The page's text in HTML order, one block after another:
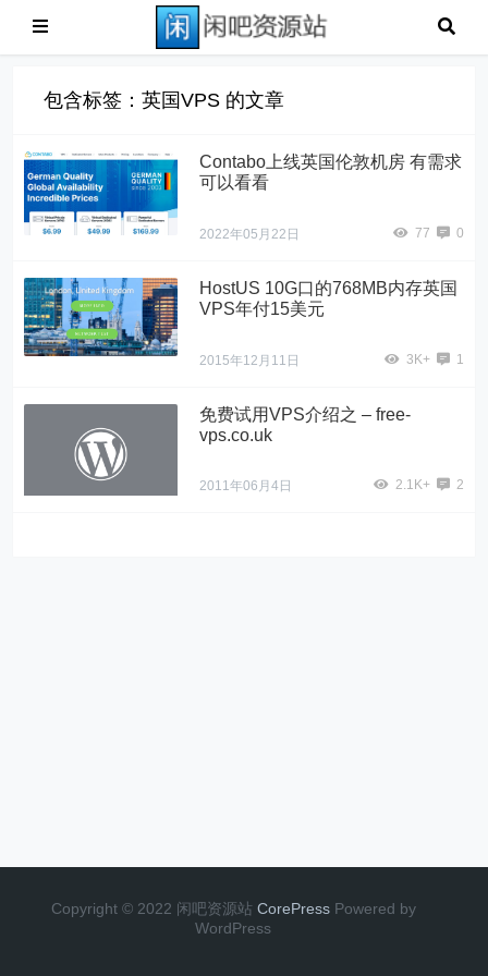
包含标签：英国VPS 的文章
Contabo上线英国伦敦机房 有需求
可以看看
2022年05月22日 77 0
HostUS 10G口的768MB内存英国
VPS年付15美元
2015年12月11日 3K+ 1
免费试用VPS介绍之 – free-
vps.co.uk
2011年06月4日 2.1K+ 2
Copyright © 2022 闲吧资源站 CorePress Powered by
WordPress